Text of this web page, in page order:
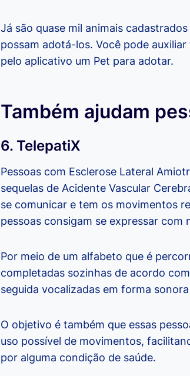
Já são quase mil animais
possam adotá-los. Você pode
pelo aplicativo um Pet para adotar.
Também ajudam
6. TelepatiX
Pessoas com Esclerose Lateral
sequelas de Acidente Vascular
se comunicar e tem os movimentos
pessoas consigam se expressar
Por meio de um alfabeto que é
completadas sozinhas de acordo
seguida vocalizadas em forma
O objetivo é também que essas
uso possível de movimentos,
por alguma condição de saúde.